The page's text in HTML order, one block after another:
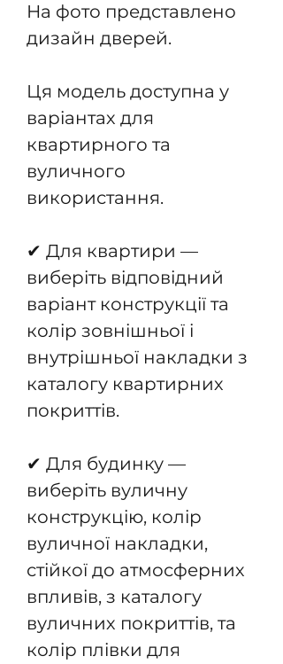
На фото представлено
дизайн дверей.
Ця модель доступна у
варіантах для
квартирного та
вуличного
використання.
✔ Для квартири —
виберіть відповідний
варіант конструкції та
колір зовнішньої і
внутрішньої накладки з
каталогу квартирних
покриттів.
✔ Для будинку —
виберіть вуличну
конструкцію, колір
вуличної накладки,
стійкої до атмосферних
впливів, з каталогу
вуличних покриттів, та
колір плівки для